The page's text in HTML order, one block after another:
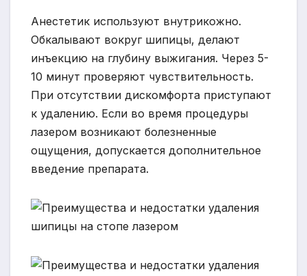
Анестетик используют внутрикожно.
Обкалывают вокруг шипицы, делают
инъекцию на глубину выжигания. Через 5-
10 минут проверяют чувствительность.
При отсутствии дискомфорта приступают
к удалению. Если во время процедуры
лазером возникают болезненные
ощущения, допускается дополнительное
введение препарата.